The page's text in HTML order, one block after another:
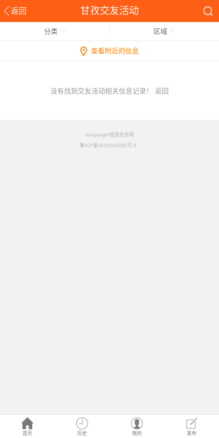
返回 甘孜交友活动
首页 历史 我的 发布
分类 区域
查看附近的信息
没有找到交友活动相关信息记录！ 返回
©copyright铭竟信息网
鲁ICP备2025202282号-5